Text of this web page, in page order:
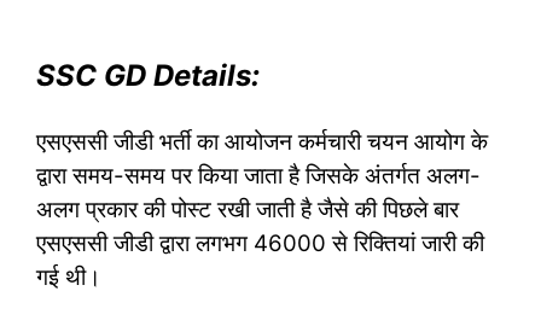
SSC GD Details:
एसएससी जीडी भर्ती का आयोजन कर्मचारी चयन आयोग के
द्वारा समय-समय पर किया जाता है जिसके अंतर्गत अलग-
अलग प्रकार की पोस्ट रखी जाती है जैसे की पिछले बार
एसएससी जीडी द्वारा लगभग 46000 से रिक्तियां जारी की
गई थी।